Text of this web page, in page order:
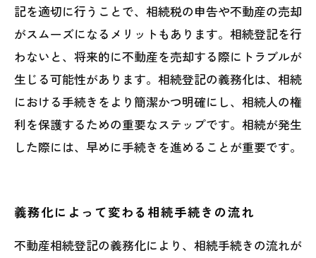
記を適切に行うことで、相続税の申告や不動産の売却
がスムーズになるメリットもあります。相続登記を行
わないと、将来的に不動産を売却する際にトラブルが
生じる可能性があります。相続登記の義務化は、相続
における手続きをより簡潔かつ明確にし、相続人の権
利を保護するための重要なステップです。相続が発生
した際には、早めに手続きを進めることが重要です。
義務化によって変わる相続手続きの流れ
不動産相続登記の義務化により、相続手続きの流れが